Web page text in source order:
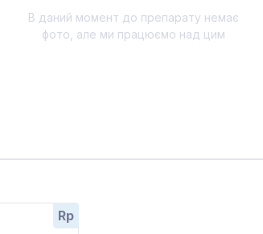
В даний момент до препарату немає
фото, але ми працюємо над цим
Rp